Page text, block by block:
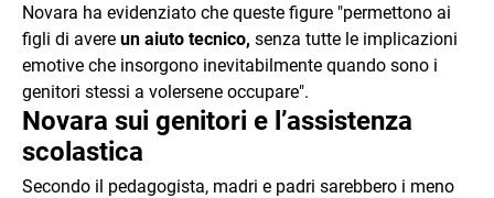
Novara ha evidenziato che queste figure "permettono ai
figli di avere un aiuto tecnico, senza tutte le implicazioni
emotive che insorgono inevitabilmente quando sono i
genitori stessi a volersene occupare".
Novara sui genitori e l’assistenza
scolastica
Secondo il pedagogista, madri e padri sarebbero i meno